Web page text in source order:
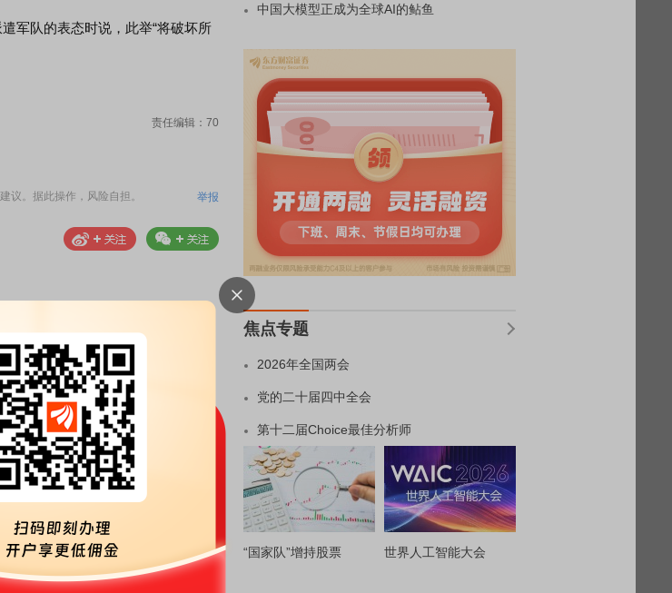
军队的表态时说，此举“将破坏所
责任编辑：70
议。据此操作，风险自担。 举报
中国大模型正成为全球AI的鲇鱼
焦点专题
2026年全国两会
党的二十届四中全会
第十二届Choice最佳分析师
“国家队”增持股票 世界人工智能大会